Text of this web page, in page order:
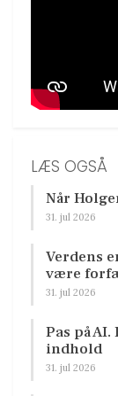
LÆS OGSÅ
Når
31. jul 2026
Verdens
være
31. jul 2026
Pas på
indhold
31. jul 2026